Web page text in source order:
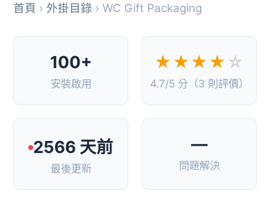
首頁 › 外掛目錄 › WC Gift Packaging
100+
安裝啟用
★★★★ ☆
4.7/5 分（3 則評價）
2566 天前
最後更新
—
問題解決